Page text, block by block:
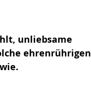
unliebsame
ehrenrührigen